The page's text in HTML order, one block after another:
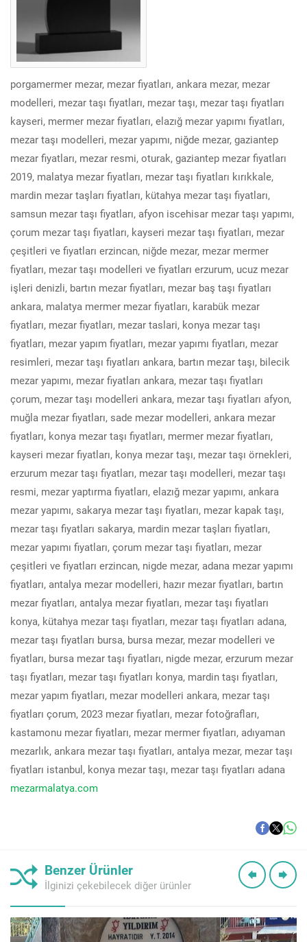
porgamermer mezar, mezar fiyatları, ankara mezar, mezar
modelleri, mezar taşı fiyatları, mezar taşı, mezar taşı fiyatları
kayseri, mermer mezar fiyatları, elazığ mezar yapımı fiyatları,
mezar taşı modelleri, mezar yapımı, niğde mezar, gaziantep
mezar fiyatları, mezar resmi, oturak, gaziantep mezar fiyatları
2019, malatya mezar fiyatları, mezar taşı fiyatları kırıkkale,
mardin mezar taşları fiyatları, kütahya mezar taşı fiyatları,
samsun mezar taşı fiyatları, afyon iscehisar mezar taşı yapımı,
çorum mezar taşı fiyatları, kayseri mezar taşı fiyatları, mezar
çeşitleri ve fiyatları erzincan, niğde mezar, mezar mermer
fiyatları, mezar taşı modelleri ve fiyatları erzurum, ucuz mezar
işleri denizli, bartın mezar fiyatları, mezar baş taşı fiyatları
ankara, malatya mermer mezar fiyatları, karabük mezar
fiyatları, mezar fiyatları, mezar taslari, konya mezar taşı
fiyatları, mezar yapım fiyatları, mezar yapımı fiyatları, mezar
resimleri, mezar taşı fiyatları ankara, bartın mezar taşı, bilecik
mezar yapımı, mezar fiyatları ankara, mezar taşı fiyatları
çorum, mezar taşı modelleri ankara, mezar taşı fiyatları afyon,
muğla mezar fiyatları, sade mezar modelleri, ankara mezar
fiyatları, konya mezar taşı fiyatları, mermer mezar fiyatları,
kayseri mezar fiyatları, konya mezar taşı, mezar taşı örnekleri,
erzurum mezar taşı fiyatları, mezar taşı modelleri, mezar taşı
resmi, mezar yaptırma fiyatları, elazığ mezar yapımı, ankara
mezar yapımı, sakarya mezar taşı fiyatları, mezar kapak taşı,
mezar taşı fiyatları sakarya, mardin mezar taşları fiyatları,
mezar yapımı fiyatları, çorum mezar taşı fiyatları, mezar
çeşitleri ve fiyatları erzincan, nigde mezar, adana mezar yapımı
fiyatları, antalya mezar modelleri, hazır mezar fiyatları, bartın
mezar fiyatları, antalya mezar fiyatları, mezar taşı fiyatları
konya, kütahya mezar taşı fiyatları, mezar taşı fiyatları adana,
mezar taşı fiyatları bursa, bursa mezar, mezar modelleri ve
fiyatları, bursa mezar taşı fiyatları, nigde mezar, erzurum mezar
taşı fiyatları, mezar taşı fiyatları konya, mardin taşı fiyatları,
mezar yapım fiyatları, mezar modelleri ankara, mezar taşı
fiyatları çorum, 2023 mezar fiyatları, mezar fotoğrafları,
kastamonu mezar fiyatları, mezar mermer fiyatları, adıyaman
mezarlık, ankara mezar taşı fiyatları, antalya mezar, mezar taşı
fiyatları istanbul, konya mezar taşı, mezar taşı fiyatları adana
mezarmalatya.com
Benzer Ürünler
İlginizi çekebilecek diğer ürünler